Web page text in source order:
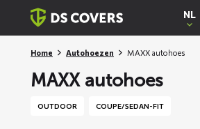
Skiplinks
NL
Home Autohoezen MAXX autohoes
MAXX autohoes
OUTDOOR COUPE/SEDAN-FIT